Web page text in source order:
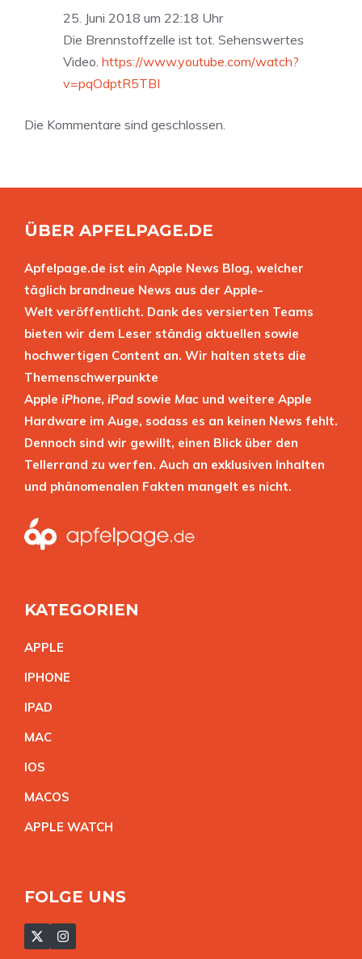
25. Juni 2018 um 22:18 Uhr
Die Brennstoffzelle ist tot. Sehenswertes
Video. https://www.youtube.com/watch?
v=pqOdptR5TBI
Die Kommentare sind geschlossen.
ÜBER APFELPAGE.DE
Apfelpage.de ist ein Apple News Blog, welcher
täglich brandneue News aus der Apple-
Welt veröffentlicht. Dank des versierten Teams
bieten wir dem Leser ständig aktuellen sowie
hochwertigen Content an. Wir halten stets die
Themenschwerpunkte
Apple iPhone, iPad sowie Mac und weitere Apple
Hardware im Auge, sodass es an keinen News fehlt.
Dennoch sind wir gewillt, einen Blick über den
Tellerrand zu werfen. Auch an exklusiven Inhalten
und phänomenalen Fakten mangelt es nicht.
KATEGORIEN
APPLE
IPHONE
IPAD
MAC
IOS
MACOS
APPLE WATCH
FOLGE UNS